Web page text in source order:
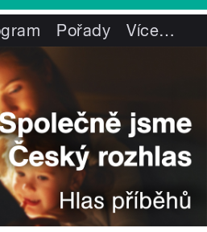
Pořady Více…